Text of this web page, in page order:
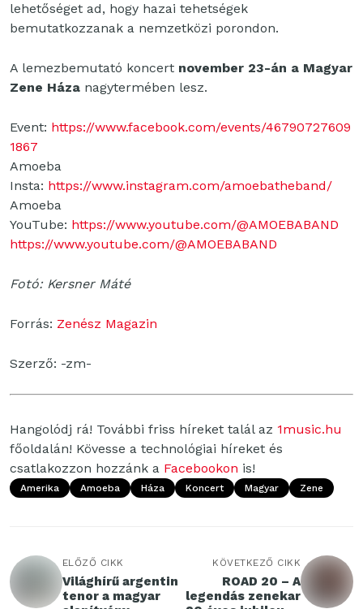
lehetőséget ad, hogy hazai tehetségek
bemutatkozzanak a nemzetközi porondon.
A lemezbemutató koncert november 23-án a Magyar
Zene Háza nagytermében lesz.
Event: https://www.facebook.com/events/46790727609
1867
Amoeba
Insta: https://www.instagram.com/amoebatheband/
Amoeba
YouTube: https://www.youtube.com/@AMOEBABAND
https://www.youtube.com/@AMOEBABAND
Fotó: Kersner Máté
Forrás: Zenész Magazin
Szerző: -zm-
Hangolódj rá! További friss híreket talál az 1music.hu
főoldalán! Kövesse a technológiai híreket és
csatlakozzon hozzánk a Facebookon is!
Amerika Amoeba Háza Koncert Magyar Zene
ELŐZŐ CIKK
Világhírű argentin
tenor a magyar
KÖVETKEZŐ CIKK
ROAD 20 – A
legendás zenekar